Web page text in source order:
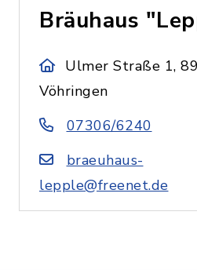
Bräuhaus
Ulmer Straße 1,
Vöhringen
07306/6240
braeuhaus-
lepple@freenet.de